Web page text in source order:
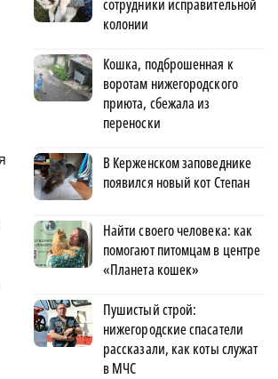
сотрудники исправительной
колонии
Кошка, подброшенная к
воротам нижегородского
приюта, сбежала из
переноски
В Керженском заповеднике
появился новый кот Степан
Найти своего человека: как
помогают питомцам в центре
«Планета кошек»
Пушистый строй:
нижегородские спасатели
рассказали, как коты служат
в МЧС